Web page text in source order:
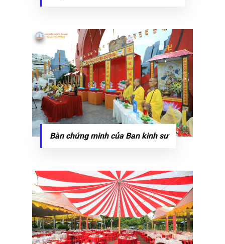
Bàn chứng minh của Ban kinh sư